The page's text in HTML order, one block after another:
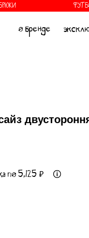
эксклюзив
по 5,125 ₽